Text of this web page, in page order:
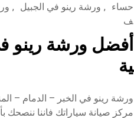
حساء
, ورشة رينو في الجبيل ,
ف
أفضل ورشة رينو
ية
ورشة رينو في الخبر – الدمام –
مركز صيانة سياراتك فاننا ننصحك